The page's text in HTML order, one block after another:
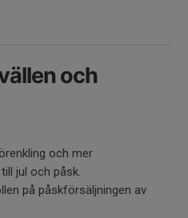
och
och mer
jul och påsk.
på påskförsäljningen av